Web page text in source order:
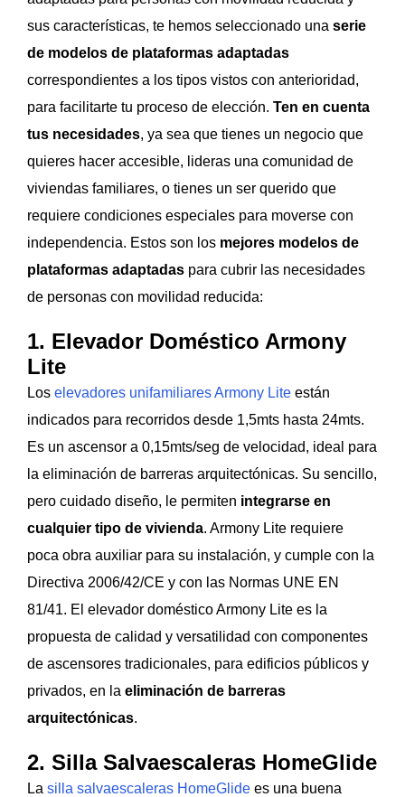
sus características, te hemos seleccionado una serie
de modelos de plataformas adaptadas
correspondientes a los tipos vistos con anterioridad,
para facilitarte tu proceso de elección. Ten en cuenta
tus necesidades, ya sea que tienes un negocio que
quieres hacer accesible, lideras una comunidad de
viviendas familiares, o tienes un ser querido que
requiere condiciones especiales para moverse con
independencia. Estos son los mejores modelos de
plataformas adaptadas para cubrir las necesidades
de personas con movilidad reducida:
1. Elevador Doméstico Armony
Lite
Los elevadores unifamiliares Armony Lite están
indicados para recorridos desde 1,5mts hasta 24mts.
Es un ascensor a 0,15mts/seg de velocidad, ideal para
la eliminación de barreras arquitectónicas. Su sencillo,
pero cuidado diseño, le permiten integrarse en
cualquier tipo de vivienda. Armony Lite requiere
poca obra auxiliar para su instalación, y cumple con la
Directiva 2006/42/CE y con las Normas UNE EN
81/41. El elevador doméstico Armony Lite es la
propuesta de calidad y versatilidad con componentes
de ascensores tradicionales, para edificios públicos y
privados, en la eliminación de barreras
arquitectónicas.
2. Silla Salvaescaleras HomeGlide
La silla salvaescaleras HomeGlide es una buena